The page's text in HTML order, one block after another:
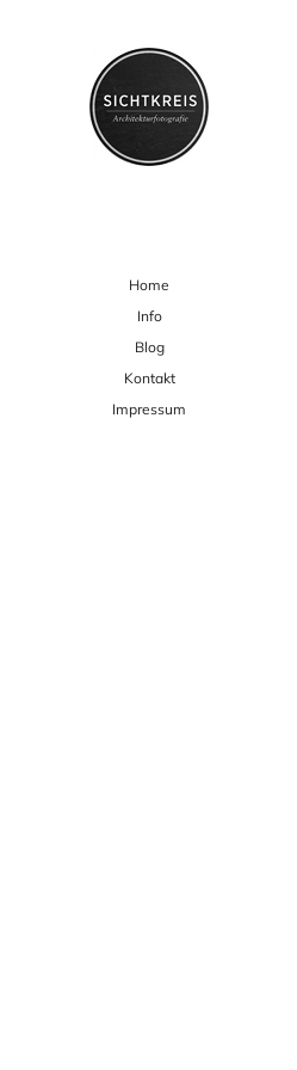
Home
Info
Blog
Kontakt
Impressum